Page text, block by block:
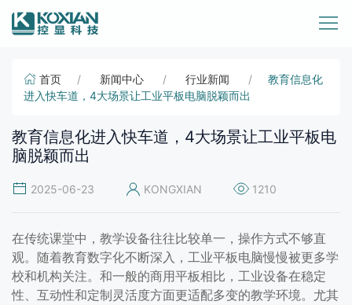
首页 新闻中心 行业新闻
教育信息化
进入快车道，4大场景让工业平板电脑脱颖而出
教育信息化进入快车道，4大场景让工业平板电
脑脱颖而出
2025-06-23 KONGXIAN 1210
在传统课堂中，教学设备往往比较单一，操作方式不够直
观。随着教育数字化不断深入，工业平板电脑慢慢被更多学
校和机构关注。和一般的商用平板相比，工业设备在稳定
性、互动性和定制灵活度方面更适配多变的教学环境。尤其